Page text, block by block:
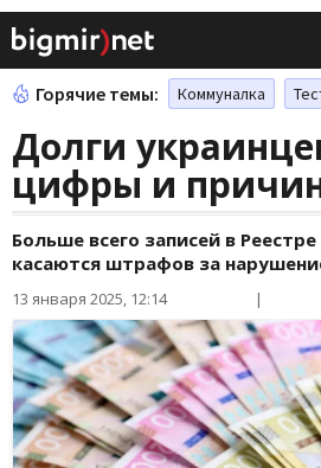
Горячие темы: Коммуналка
Долги
цифры и
Больше всего записей в
касаются штрафов за
13 января 2025, 12:14 |